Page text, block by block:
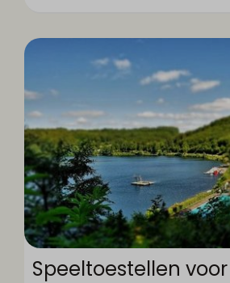
Speeltoestellen